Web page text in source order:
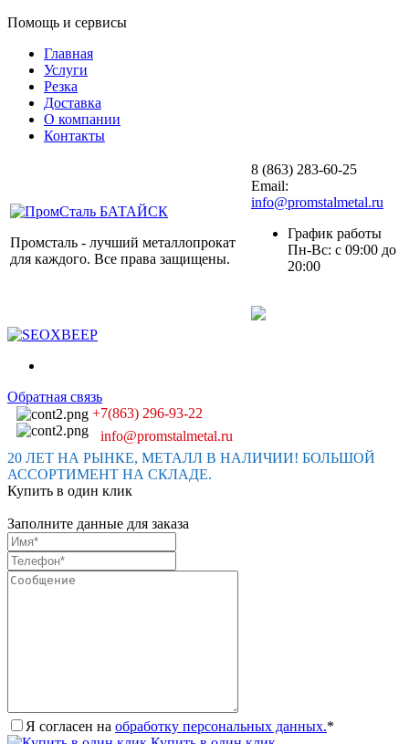
Помощь и сервисы
Главная
Услуги
Резка
Доставка
О компании
Контакты
Промсталь - лучший металлопрокат
для каждого. Все права защищены.
8 (863) 283-60-25
Email:
info@promstalmetal.ru
График работы
Пн-Вс: с 09:00 до
20:00
Обратная связь
+7(863) 296-93-22
info@promstalmetal.ru
20 ЛЕТ НА РЫНКЕ, МЕТАЛЛ В НАЛИЧИИ! БОЛЬШОЙ
АССОРТИМЕНТ НА СКЛАДЕ.
Купить в один клик
Заполните данные для заказа
Я согласен на обработку персональных данных.*